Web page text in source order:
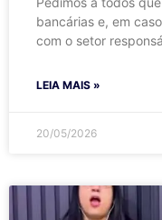
bancárias e, em
com o setor
LEIA MAIS »
20/05/2026